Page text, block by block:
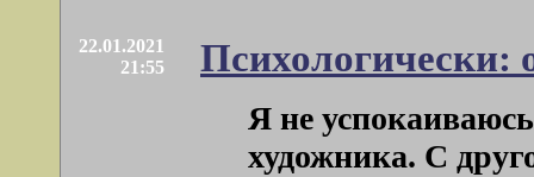
22.01.2021
21:55
Психологически:
Я не
художника. С